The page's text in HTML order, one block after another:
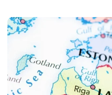
hiểu qua bài viết dưới đây